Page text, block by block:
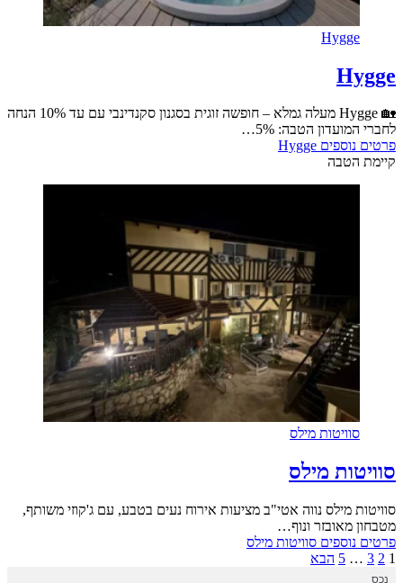
Hygge
Hygge
🏡 Hygge מעלה גמלא – חופשה זוגית בסגנון סקנדינבי עם עד 10% הנחה
לחברי המועדון הטבה: 5%…
פרטים נוספים Hygge
קיימת הטבה
סוויטות מילס
סוויטות מילס
סוויטות מילס נווה אטי"ב מציעות אירוח נעים בטבע, עם ג'קוזי משותף,
מטבחון מאובזר ונוף…
פרטים נוספים סוויטות מילס
1
2
3
…
5 הבא
נכס